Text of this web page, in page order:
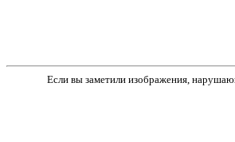
Если вы заметили изображения,